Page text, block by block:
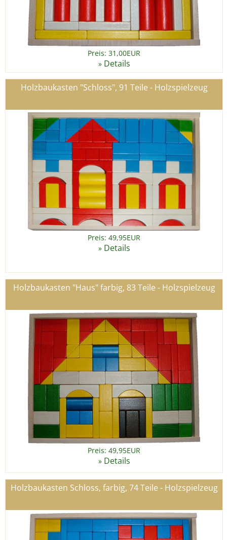
Preis: 31,00EUR
» Details
Holzbaukasten "Schloss", 91 Teile - Holzspielzeug
Preis: 49,95EUR
» Details
Holzbaukasten "Haus" farbig, 83 Teile - Holzspielzeug
Preis: 49,95EUR
» Details
Holzbaukasten Schloss, farbig, 74 Teile - Holzspielzeug